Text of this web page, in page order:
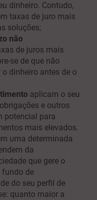
dinheiro. Contudo,
taxas de juro mais
soluções;
não
de juros mais
se de que não
dinheiro antes de o
aplicam o seu
e outros
potencial para
mais elevados.
uma determinada
da
que gere o
fundo de
do seu perfil de
quanto maior a